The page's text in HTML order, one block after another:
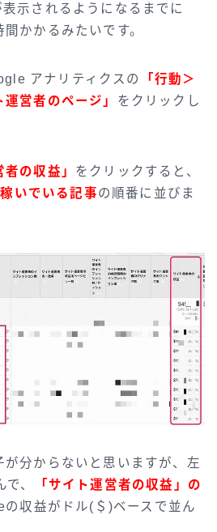
示されるようになるまでに
かかるみたいです。
アナリティクスの
「行動＞
営者のページ」 をクリックし
者の収益」 をクリックすると、
いでいる記事の順番に並びま
が分からないと思いますが、左
で、
「サイト運営者の収益」の
収益がドル(＄)ベースで並ん